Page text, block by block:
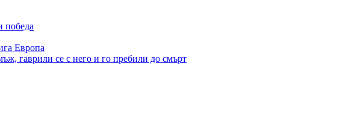
победа
Европа
гаврили се с него и го пребили до смърт